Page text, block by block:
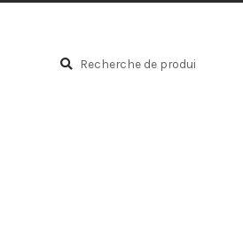
Recherche
Recherche